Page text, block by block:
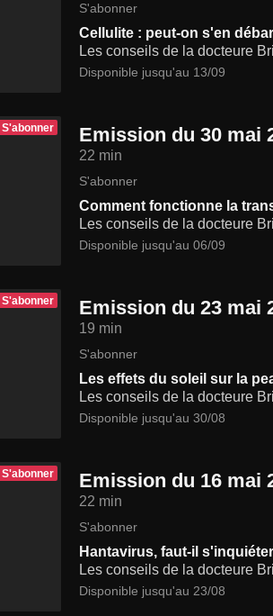
S'abonner
Cellulite : peut-on s'en
Les conseils de la docteure
Disponible jusqu'au 13/09
S'abonner Emission du 30 mai
22 min
S'abonner
Comment fonctionne la
Les conseils de la docteure
Disponible jusqu'au 06/09
S'abonner Emission du 23 mai
19 min
S'abonner
Les effets du soleil sur la
Les conseils de la docteure
Disponible jusqu'au 30/08
S'abonner Emission du 16 mai
22 min
S'abonner
Hantavirus, faut-il
Les conseils de la docteure
Disponible jusqu'au 23/08